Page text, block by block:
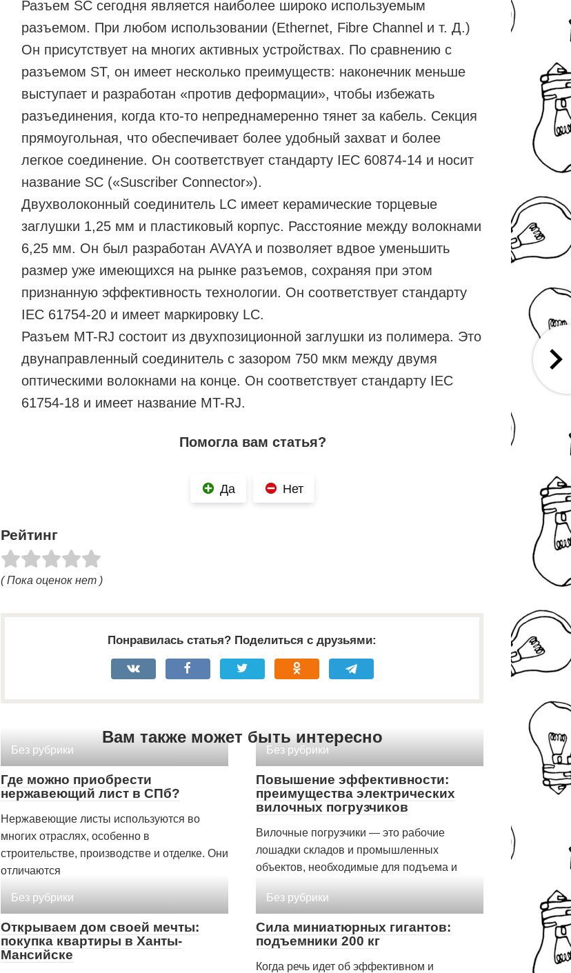
Разъем SC сегодня является наиболее широко используемым
разъемом. При любом использовании (Ethernet, Fibre Channel и т. Д.)
Он присутствует на многих активных устройствах. По сравнению с
разъемом ST, он имеет несколько преимуществ: наконечник меньше
выступает и разработан «против деформации», чтобы избежать
разъединения, когда кто-то непреднамеренно тянет за кабель. Секция
прямоугольная, что обеспечивает более удобный захват и более
легкое соединение. Он соответствует стандарту IEC 60874-14 и носит
название SC («Suscriber Connector»).
Двухволоконный соединитель LC имеет керамические торцевые
заглушки 1,25 мм и пластиковый корпус. Расстояние между волокнами
6,25 мм. Он был разработан AVAYA и позволяет вдвое уменьшить
размер уже имеющихся на рынке разъемов, сохраняя при этом
признанную эффективность технологии. Он соответствует стандарту
IEC 61754-20 и имеет маркировку LC.
Разъем MT-RJ состоит из двухпозиционной заглушки из полимера. Это
двунаправленный соединитель с зазором 750 мкм между двумя
оптическими волокнами на конце. Он соответствует стандарту IEC
61754-18 и имеет название MT-RJ.
Помогла вам статья?
Да Нет
Рейтинг
( Пока оценок нет )
Понравилась статья? Поделиться с друзьями:
Вам также может быть интересно
Без рубрики
Где можно приобрести
нержавеющий лист в СПб?
Нержавеющие листы используются во
многих отраслях, особенно в
строительстве, производстве и отделке. Они
отличаются
Без рубрики
Повышение эффективности:
преимущества электрических
вилочных погрузчиков
Вилочные погрузчики — это рабочие
лошадки складов и промышленных
объектов, необходимые для подъема и
Без рубрики
Открываем дом своей мечты:
покупка квартиры в Ханты-
Мансийске
Без рубрики
Сила миниатюрных гигантов:
подъемники 200 кг
Когда речь идет об эффективном и